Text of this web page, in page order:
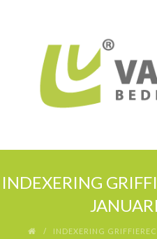
INDEXERING
INDEXERING